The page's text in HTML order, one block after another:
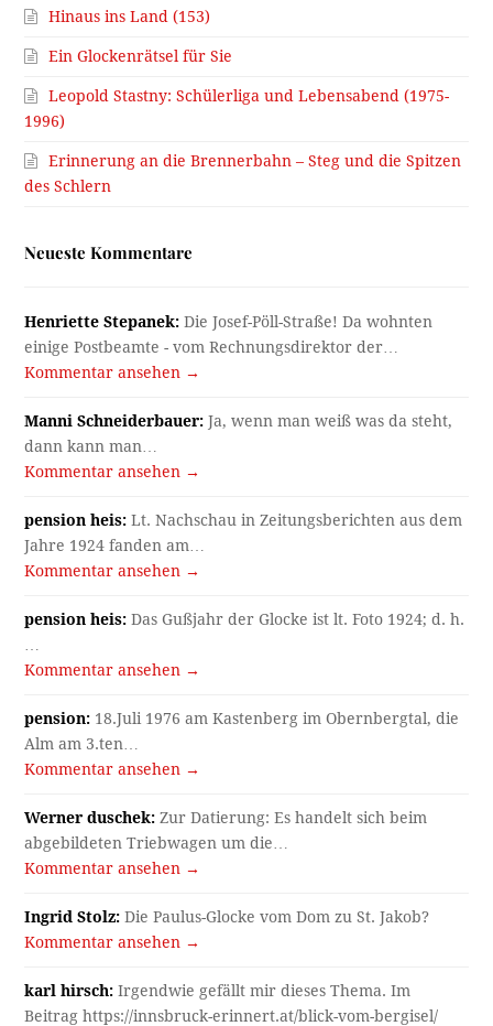
Hinaus ins Land (153)
Ein Glockenrätsel für Sie
Leopold Stastny: Schülerliga und Lebensabend (1975-
1996)
Erinnerung an die Brennerbahn – Steg und die Spitzen
des Schlern
Neueste Kommentare
Henriette Stepanek: Die Josef-Pöll-Straße! Da wohnten
einige Postbeamte - vom Rechnungsdirektor der…
Kommentar ansehen →
Manni Schneiderbauer: Ja, wenn man weiß was da steht,
dann kann man…
Kommentar ansehen →
pension heis: Lt. Nachschau in Zeitungsberichten aus dem
Jahre 1924 fanden am…
Kommentar ansehen →
pension heis: Das Gußjahr der Glocke ist lt. Foto 1924; d. h.
Kommentar ansehen →
pension: 18.Juli 1976 am Kastenberg im Obernbergtal, die
Alm am 3.ten…
Kommentar ansehen →
Werner duschek: Zur Datierung: Es handelt sich beim
abgebildeten Triebwagen um die…
Kommentar ansehen →
Ingrid Stolz: Die Paulus-Glocke vom Dom zu St. Jakob?
Kommentar ansehen →
karl hirsch: Irgendwie gefällt mir dieses Thema. Im
Beitrag https://innsbruck-erinnert.at/blick-vom-bergisel/